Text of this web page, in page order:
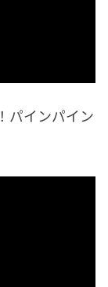
パインパイン